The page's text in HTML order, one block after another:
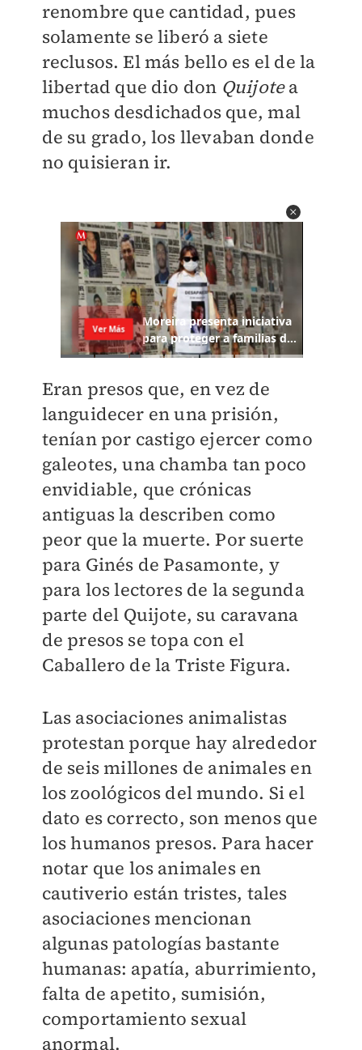
renombre que cantidad, pues
solamente se liberó a siete
reclusos. El más bello es el de la
libertad que dio don Quijotea
muchos desdichados que, mal
de su grado, los llevaban donde
no quisieran ir.
Eran presos que, en vez de
languidecer en una prisión,
tenían por castigo ejercer como
galeotes, una chamba tan poco
envidiable, que crónicas
antiguas la describen como
peor que la muerte. Por suerte
para Ginés de Pasamonte, y
para los lectores de la segunda
parte del Quijote, su caravana
de presos se topa con el
Caballero de la Triste Figura.
Las asociaciones animalistas
protestan porque hay alrededor
de seis millones de animales en
los zoológicos del mundo. Si el
dato es correcto, son menos que
los humanos presos. Para hacer
notar que los animales en
cautiverio están tristes, tales
asociaciones mencionan
algunas patologías bastante
humanas: apatía, aburrimiento,
falta de apetito, sumisión,
comportamiento sexual
anormal.